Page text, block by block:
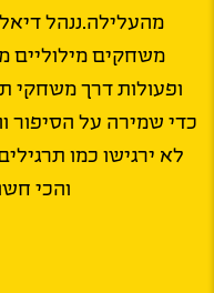
מהעלילה.ננהל
משחקים מילוליים
ופעולות דרך משחקי
כדי שמירה על הסיפור
לא ירגישו כמו
והכי